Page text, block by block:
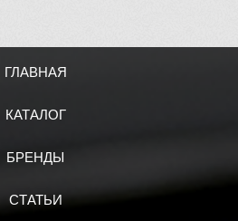
ГЛАВНАЯ
КАТАЛОГ
БРЕНДЫ
СТАТЬИ